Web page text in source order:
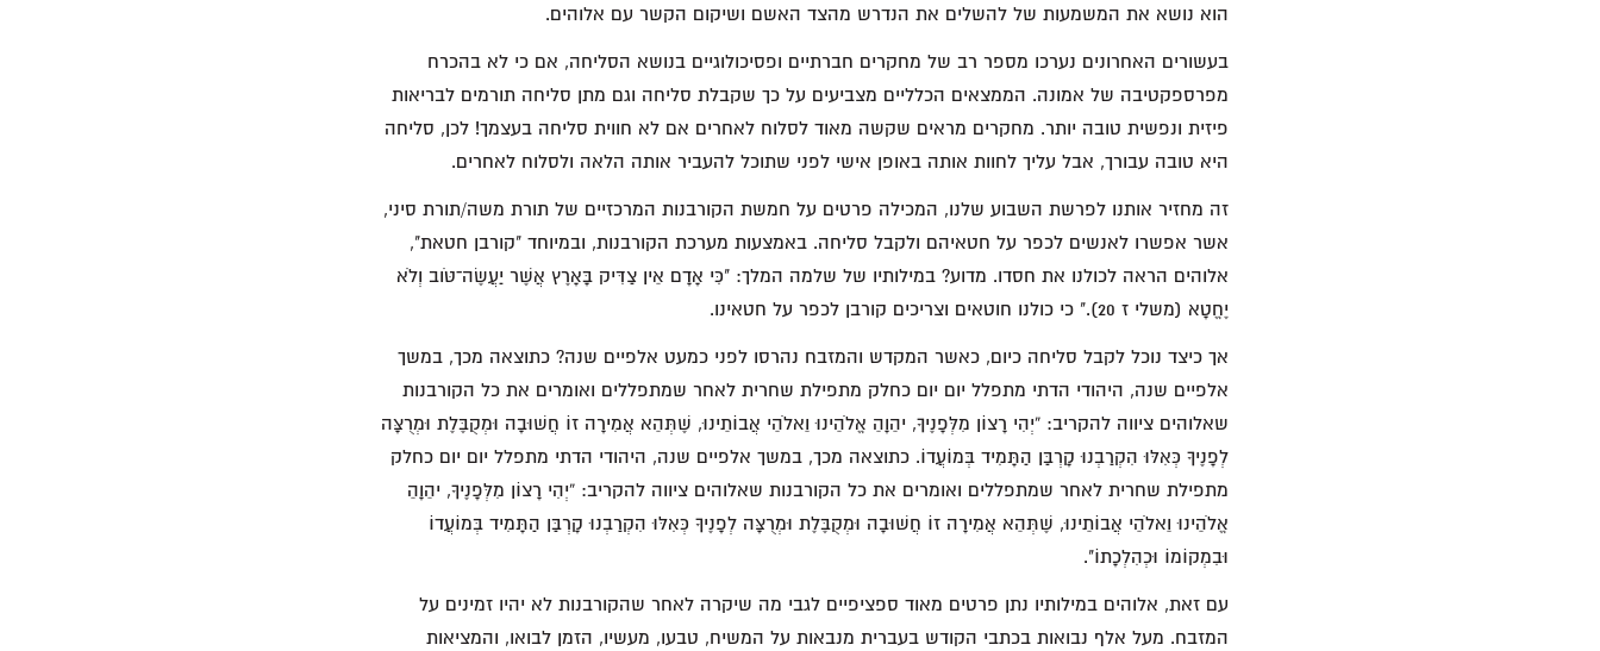
הוא נושא את המשמעות של להשלים את הנדרש מהצד האשם ושיקום הקשר עם אלוהים.
בעשורים האחרונים נערכו מספר רב של מחקרים חברתיים ופסיכולוגיים בנושא הסליחה, אם כי לא בהכרח
מפרספקטיבה של אמונה. הממצאים הכלליים מצביעים על כך שקבלת סליחה וגם מתן סליחה תורמים לבריאות
פיזית ונפשית טובה יותר. מחקרים מראים שקשה מאוד לסלוח לאחרים אם לא חווית סליחה בעצמך! לכן, סליחה
היא טובה עבורך, אבל עליך לחוות אותה באופן אישי לפני שתוכל להעביר אותה הלאה ולסלוח לאחרים.
זה מחזיר אותנו לפרשת השבוע שלנו, המכילה פרטים על חמשת הקורבנות המרכזיים של תורת משה/תורת סיני,
אשר אפשרו לאנשים לכפר על חטאיהם ולקבל סליחה. באמצעות מערכת הקורבנות, ובמיוחד "קורבן חטאת",
אלוהים הראה לכולנו את חסדו. מדוע? במילותיו של שלמה המלך: "כִּי אָדָם אֵין צַדִּיק בָּאָרֶץ אֲשֶׁר יַעֲשֶׂה־טֹּוב וְלֹא
יֶחֱטָא (משלי ז 20)." כי כולנו חוטאים וצריכים קורבן לכפר על חטאינו.
אך כיצד נוכל לקבל סליחה כיום, כאשר המקדש והמזבח נהרסו לפני כמעט אלפיים שנה? כתוצאה מכך, במשך
אלפיים שנה, היהודי הדתי מתפלל יום יום כחלק מתפילת שחרית לאחר שמתפללים ואומרים את כל הקורבנות
שאלוהים ציווה להקריב: “יְהִי רָצוֹן מִלְּפָנֶיךָ, יהֵוָהֵ אֱלֹהֵינוּ וֵאלֹהֵי אֲבוֹתֵינוּ, שֶׁתְּהֵא אֲמִירָה זוֹ חֲשׁוּבָה וּמְקֻבֶּלֶת וּמְרֻצָּה
לְפָנֶיךָ כְּאִלּוּ הִקְרַבְנוּ קָרְבַּן הַתָּמִיד בְּמוֹעֲדוֹ. כתוצאה מכך, במשך אלפיים שנה, היהודי הדתי מתפלל יום יום כחלק
מתפילת שחרית לאחר שמתפללים ואומרים את כל הקורבנות שאלוהים ציווה להקריב: “יְהִי רָצוֹן מִלְּפָנֶיךָ, יהֵוָהֵ
אֱלֹהֵינוּ וֵאלֹהֵי אֲבוֹתֵינוּ, שֶׁתְּהֵא אֲמִירָה זוֹ חֲשׁוּבָה וּמְקֻבֶּלֶת וּמְרֻצָּה לְפָנֶיךָ כְּאִלּוּ הִקְרַבְנוּ קָרְבַּן הַתָּמִיד בְּמוֹעֲדוֹ
וּבִמְקוֹמוֹ וּכְהִלְכָתוֹ".
עם זאת, אלוהים במילותיו נתן פרטים מאוד ספציפיים לגבי מה שיקרה לאחר שהקורבנות לא יהיו זמינים על
המזבח. מעל אלף נבואות בכתבי הקודש בעברית מנבאות על המשיח, טבעו, מעשיו, הזמן לבואו, והמציאות